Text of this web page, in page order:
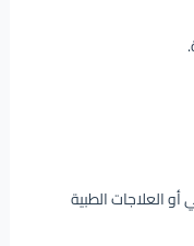
أو العلاجات الطبية